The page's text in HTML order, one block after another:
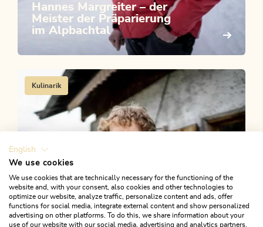
Hannes Margreiter – der
Meister der Präparierung
im Alpbachtal
Kulinarik
English
We use cookies
We use cookies that are technically necessary for the functioning of the
website and, with your consent, also cookies and other technologies to
optimize our website, analyze traffic, personalize content and ads, offer
functions for social media, integrate external content and show personalized
advertising on other platforms. To do this, we share information about your
use of our website with our social media, advertising and analytics partners.